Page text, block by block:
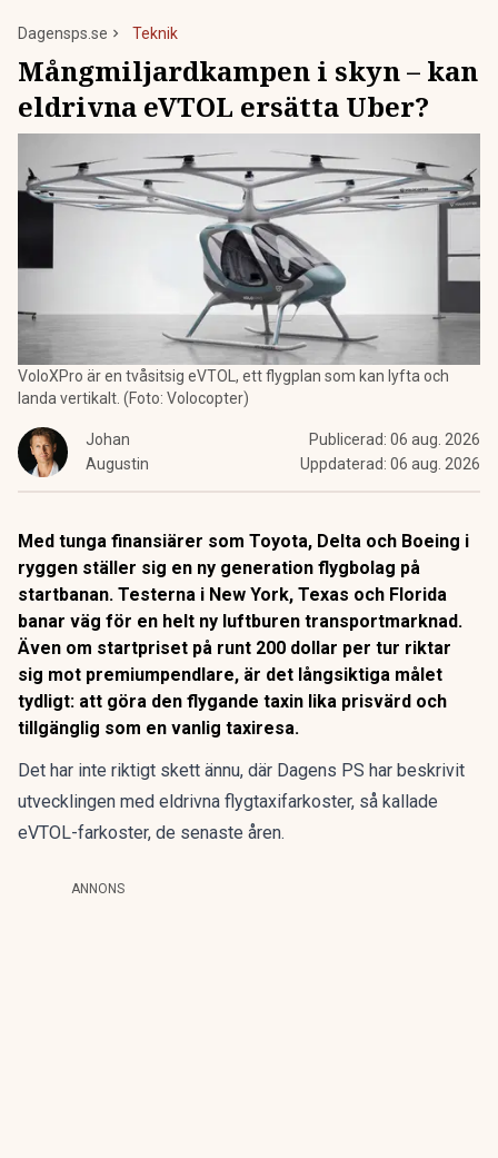
Dagensps.se Teknik
Mångmiljardkampen i skyn – kan
eldrivna eVTOL ersätta Uber?
VoloXPro är en tvåsitsig eVTOL, ett flygplan som kan lyfta och
landa vertikalt. (Foto: Volocopter)
Johan
Augustin
Publicerad: 06 aug. 2026
Uppdaterad: 06 aug. 2026
Med tunga finansiärer som Toyota, Delta och Boeing i
ryggen ställer sig en ny generation flygbolag på
startbanan. Testerna i New York, Texas och Florida
banar väg för en helt ny luftburen transportmarknad.
Även om startpriset på runt 200 dollar per tur riktar
sig mot premiumpendlare, är det långsiktiga målet
tydligt: att göra den flygande taxin lika prisvärd och
tillgänglig som en vanlig taxiresa.
Det har inte riktigt skett ännu, där Dagens PS har beskrivit
utvecklingen med eldrivna flygtaxifarkoster, så kallade
eVTOL-farkoster, de senaste åren.
ANNONS